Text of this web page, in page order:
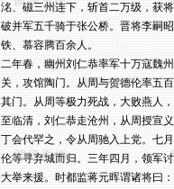
洺、磁三州连下，斩首二万级，获
破并军五千骑于张公桥。晋将李嗣
铁、慕容腾百余人。
二年春，幽州刘仁恭率军十万寇魏
关，攻馆陶门。从周与贺德伦率五
其门。从周等极力死战，大败燕人
至临清，刘仁恭走沧州，从周授宣
丁会代罕之，令从周驰入上党。七
伦等寻弃城而归。三年四月，领军
大举来援。时都监蒋元晖谓诸将曰